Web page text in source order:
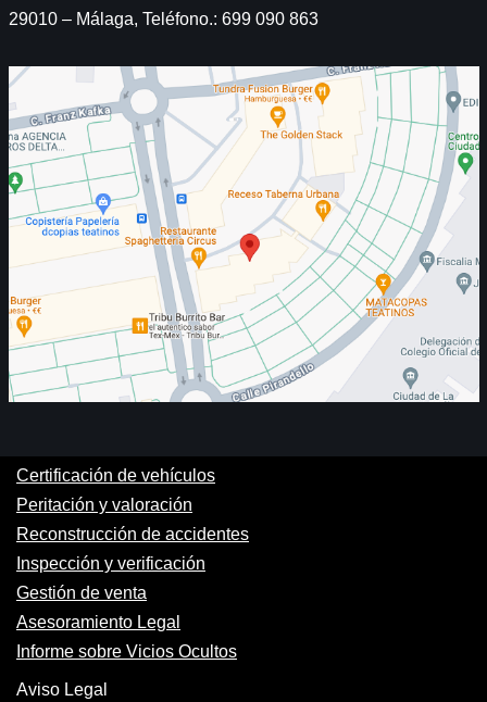
29010 – Málaga, Teléfono.: 699 090 863
Certificación de vehículos
Peritación y valoración
Reconstrucción de accidentes
Inspección y verificación
Gestión de venta
Asesoramiento Legal
Informe sobre Vicios Ocultos
Aviso Legal